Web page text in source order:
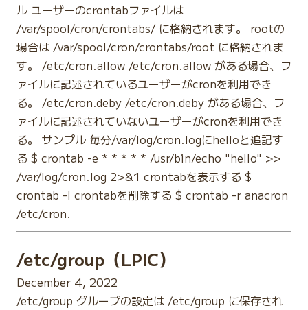
ル ユーザーのcrontabファイルは
/var/spool/cron/crontabs/ に格納されます。 rootの
場合は /var/spool/cron/crontabs/root に格納されま
す。 /etc/cron.allow /etc/cron.allow がある場合、フ
ァイルに記述されているユーザーがcronを利用でき
る。 /etc/cron.deby /etc/cron.deby がある場合、フ
ァイルに記述されていないユーザーがcronを利用でき
る。 サンプル 毎分/var/log/cron.logにhelloと追記す
る $ crontab -e * * * * * /usr/bin/echo "hello" >>
/var/log/cron.log 2>&1 crontabを表示する $
crontab -l crontabを削除する $ crontab -r anacron
/etc/cron.
/etc/group（LPIC）
December 4, 2022
/etc/group グループの設定は /etc/group に保存され